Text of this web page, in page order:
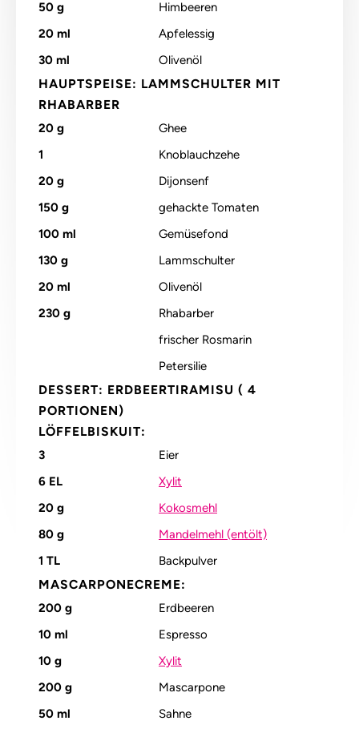
50 g
Himbeeren
20 ml
Apfelessig
30 ml Olivenöl
HAUPTSPEISE: LAMMSCHULTER MIT
RHABARBER
20 g
Ghee
1
Knoblauchzehe
20 g
Dijonsenf
150 g
gehackte Tomaten
100 ml
Gemüsefond
130 g
Lammschulter
20 ml
Olivenöl
230 g
Rhabarber
frischer Rosmarin
Petersilie
DESSERT: ERDBEERTIRAMISU ( 4
PORTIONEN)
LÖFFELBISKUIT:
3
Eier
6 EL
Xylit
20 g
Kokosmehl
80 g
Mandelmehl (entölt)
1 TL Backpulver
MASCARPONECREME:
200 g
Erdbeeren
10 ml
Espresso
10 g
Xylit
200 g
Mascarpone
50 ml Sahne